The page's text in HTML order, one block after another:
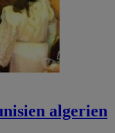
algerien